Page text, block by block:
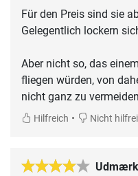
Für den Preis sind sie
Gelegentlich lockern
Aber nicht so, das
fliegen würden, von
nicht ganz zu
Hilfreich • Nicht